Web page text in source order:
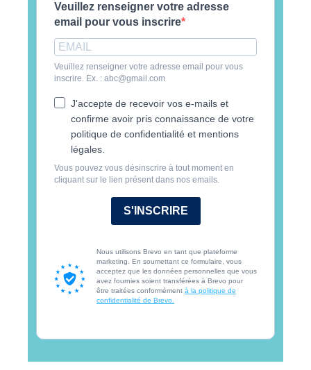
Veuillez renseigner votre adresse
email pour vous inscrire
Veuillez renseigner votre adresse email pour vous
inscrire. Ex. : abc@gmail.com
J'accepte de recevoir vos e-mails et
confirme avoir pris connaissance de votre
politique de confidentialité et mentions
légales.
Vous pouvez vous désinscrire à tout moment en
cliquant sur le lien présent dans nos emails.
S'INSCRIRE
Nous utilisons Brevo en tant que plateforme
marketing. En soumettant ce formulaire, vous
acceptez que les données personnelles que vous
avez fournies soient transférées à Brevo pour
être traitées conformément à la politique de
confidentialité de Brevo.